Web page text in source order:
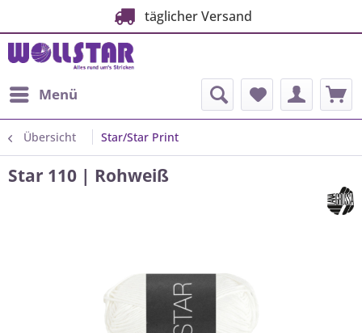
täglicher Versand
Menü
Übersicht Star/Star Print
Star 110 | Rohweiß